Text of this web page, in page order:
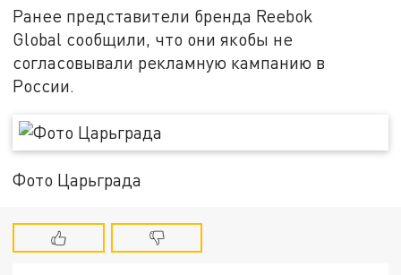
Ранее представители бренда Reebok
Global сообщили, что они якобы не
согласовывали рекламную кампанию в
России.
Фото Царьграда